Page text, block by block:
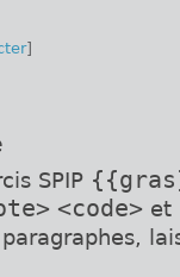
]
SPIP
<code>et